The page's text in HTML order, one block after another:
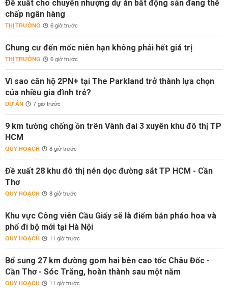
Đề xuất cho chuyển nhượng dự án bất động sản đang thế
chấp ngân hàng
THỊ TRƯỜNG 6 giờ trước
Chung cư đến mốc niên hạn không phải hết giá trị
THỊ TRƯỜNG 6 giờ trước
Vì sao căn hộ 2PN+ tại The Parkland trở thành lựa chọn
của nhiều gia đình trẻ?
DỰ ÁN 7 giờ trước
9 km tường chống ồn trên Vành đai 3 xuyên khu đô thị TP
HCM
QUY HOẠCH 8 giờ trước
Đề xuất 28 khu đô thị nén dọc đường sắt TP HCM - Cần
Thơ
QUY HOẠCH 8 giờ trước
Khu vực Công viên Cầu Giấy sẽ là điểm bắn pháo hoa và
phố đi bộ mới tại Hà Nội
QUY HOẠCH 11 giờ trước
Bổ sung 27 km đường gom hai bên cao tốc Châu Đốc -
Cần Thơ - Sóc Trăng, hoàn thành sau một năm
QUY HOẠCH 11 giờ trước